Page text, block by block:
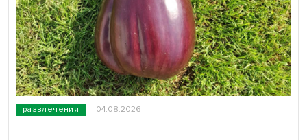
развлечения 04.08.2026